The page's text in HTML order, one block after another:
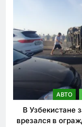
АВТО
В Узбекистане
врезался в